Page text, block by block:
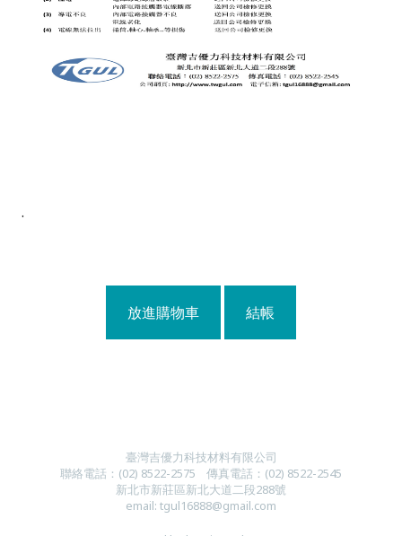
.
放進購物車 結帳
臺灣吉優力科技材料有限公司
聯絡電話： (02) 8522-2575 傳真電話： (02) 8522-2545
新北市新莊區新北大道二段288號
email: tgul16888@gmail.com